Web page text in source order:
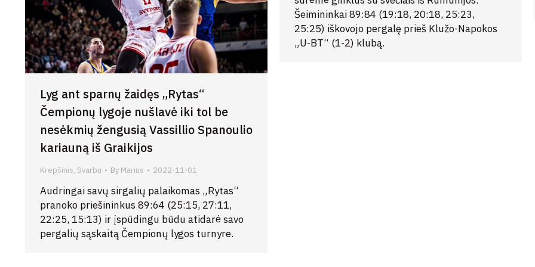
Šeimininkai 89:84 (19:18, 20:18, 25:23,
25:25) iškovojo pergalę prieš Klužo-Napokos
„U-BT“ (1-2) klubą.
Lyg ant sparnų žaidęs „Rytas“
Čempionų lygoje nušlavė iki tol be
nesėkmių žengusią Vassillio Spanoulio
kariauną iš Graikijos
Krepšinis, Svarbu By Marius 2022-11-01
Audringai savų sirgalių palaikomas „Rytas“
pranoko priešininkus 89:64 (25:15, 27:11,
22:25, 15:13) ir įspūdingu būdu atidarė savo
pergalių sąskaitą Čempionų lygos turnyre.